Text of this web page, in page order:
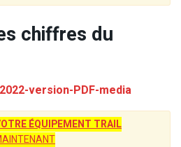
chiffres du
version-PDF-media
ÉQUIPEMENT TRAIL